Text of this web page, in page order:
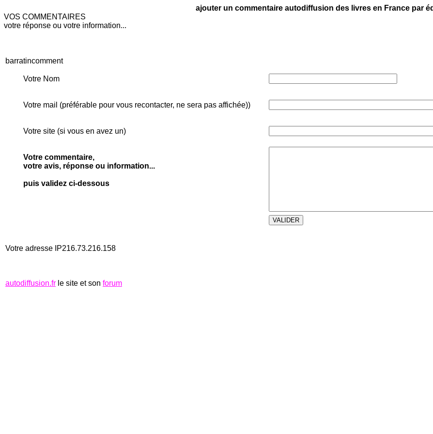
ajouter un commentaire autodiffusion des livres en France par
VOS COMMENTAIRES
votre réponse ou votre information...
barratincomment
Votre Nom
Votre mail (préférable pour vous recontacter, ne sera pas affichée))
Votre site (si vous en avez un)
Votre commentaire,
votre avis, réponse ou information...
puis validez ci-dessous
Votre adresse IP216.73.216.158
autodiffusion.fr le site et son forum